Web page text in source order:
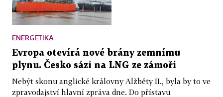
ENERGETIKA
Evropa otevírá nové brány zemnímu
plynu. Česko sází na LNG ze zámoří
Nebýt skonu anglické královny Alžběty II., byla by to ve
zpravodajství hlavní zpráva dne. Do přístavu